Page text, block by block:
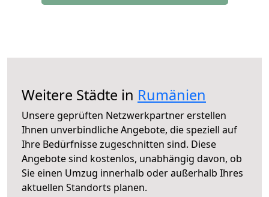
Weitere Städte in Rumänien
Unsere geprüften Netzwerkpartner erstellen
Ihnen unverbindliche Angebote, die speziell auf
Ihre Bedürfnisse zugeschnitten sind. Diese
Angebote sind kostenlos, unabhängig davon, ob
Sie einen Umzug innerhalb oder außerhalb Ihres
aktuellen Standorts planen.